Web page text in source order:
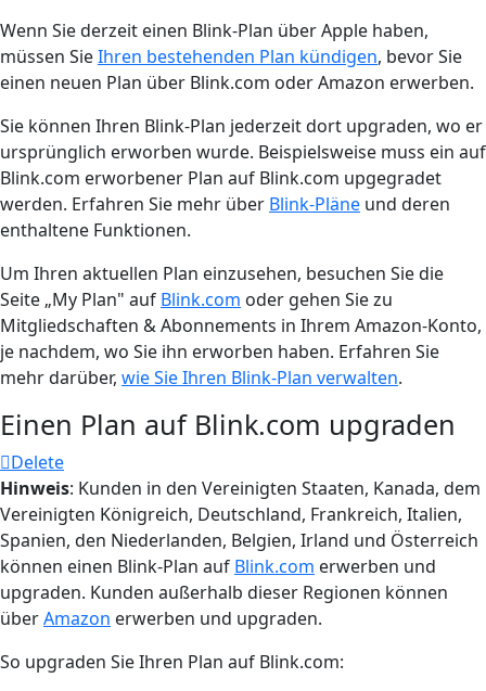
Wenn Sie derzeit einen Blink-Plan über Apple haben,
müssen SieIhren bestehenden Plan kündigen, bevor Sie
einen neuen Plan über Blink.com oder Amazon erwerben.
Sie können Ihren Blink-Plan jederzeit dort upgraden, wo er
ursprünglich erworben wurde. Beispielsweise muss ein auf
Blink.com erworbener Plan auf Blink.com upgegradet
werden. Erfahren Sie mehr über Blink-Pläne und deren
enthaltene Funktionen.
Um Ihren aktuellen Plan einzusehen, besuchen Sie die
Seite „My Plan" auf Blink.com oder gehen Sie zu
Mitgliedschaften & Abonnements in Ihrem Amazon-Konto,
je nachdem, wo Sie ihn erworben haben. Erfahren Sie
mehr darüber, wie Sie Ihren Blink-Plan verwalten.
Einen Plan auf Blink.com upgraden
Delete
Hinweis: Kunden in den Vereinigten Staaten, Kanada, dem
Vereinigten Königreich, Deutschland, Frankreich, Italien,
Spanien, den Niederlanden, Belgien, Irland und Österreich
können einen Blink-Plan auf Blink.com erwerben und
upgraden. Kunden außerhalb dieser Regionen können
überAmazon erwerben und upgraden.
So upgraden Sie Ihren Plan auf Blink.com: